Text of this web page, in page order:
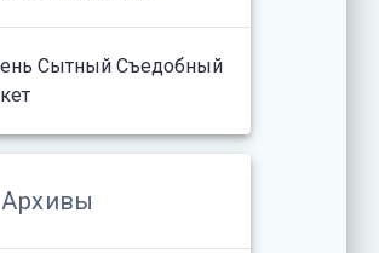
Сытный Съедобный
Архивы